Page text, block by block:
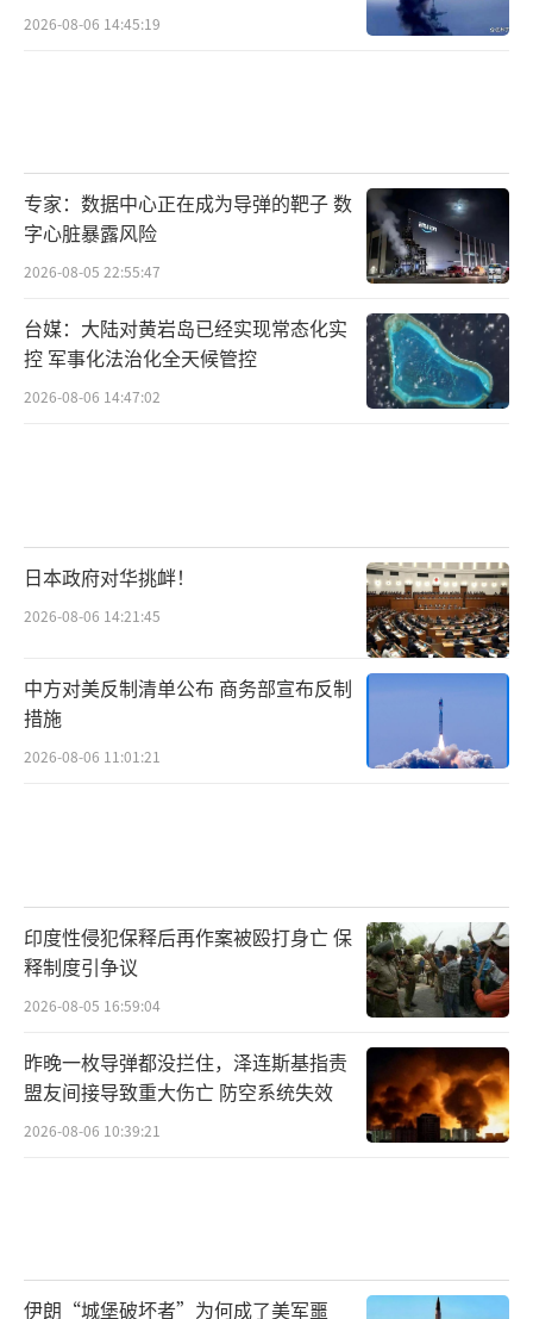
2026-08-06 14:45:19
专家：数据中心正在成为导弹的靶子 数
字心脏暴露风险
2026-08-05 22:55:47
台媒：大陆对黄岩岛已经实现常态化实
控 军事化法治化全天候管控
2026-08-06 14:47:02
日本政府对华挑衅！
2026-08-06 14:21:45
中方对美反制清单公布 商务部宣布反制
措施
2026-08-06 11:01:21
印度性侵犯保释后再作案被殴打身亡 保
释制度引争议
2026-08-05 16:59:04
昨晚一枚导弹都没拦住，泽连斯基指责
盟友间接导致重大伤亡 防空系统失效
2026-08-06 10:39:21
伊朗“城堡破坏者”为何成了美军噩